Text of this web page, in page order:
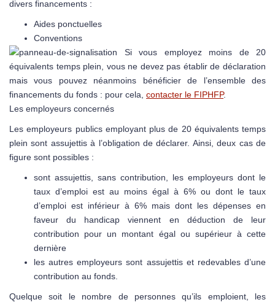
divers financements :
Aides ponctuelles
Conventions
Si vous employez moins de 20
équivalents temps plein, vous ne devez pas établir de déclaration
mais vous pouvez néanmoins bénéficier de l’ensemble des
financements du fonds : pour cela, contacter le FIPHFP.
Les employeurs concernés
Les employeurs publics employant plus de 20 équivalents temps
plein sont assujettis à l’obligation de déclarer. Ainsi, deux cas de
figure sont possibles :
sont assujettis, sans contribution, les employeurs dont le
taux d’emploi est au moins égal à 6% ou dont le taux
d’emploi est inférieur à 6% mais dont les dépenses en
faveur du handicap viennent en déduction de leur
contribution pour un montant égal ou supérieur à cette
dernière
les autres employeurs sont assujettis et redevables d’une
contribution au fonds.
Quelque soit le nombre de personnes qu’ils emploient, les